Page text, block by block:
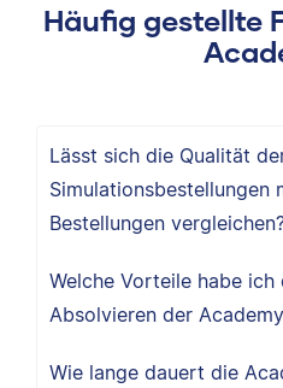
Häufig gestellte
Lässt sich die Qualität
Simulationsbestellungen
Bestellungen
Welche Vorteile habe ich
Absolvieren der
Wie lange dauert die